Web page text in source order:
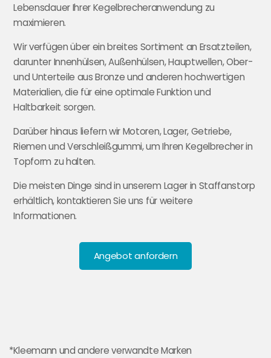
Lebensdauer Ihrer Kegelbrecheranwendung zu
maximieren.
Wir verfügen über ein breites Sortiment an Ersatzteilen,
darunter Innenhülsen, Außenhülsen, Hauptwellen, Ober-
und Unterteile aus Bronze und anderen hochwertigen
Materialien, die für eine optimale Funktion und
Haltbarkeit sorgen.
Darüber hinaus liefern wir Motoren, Lager, Getriebe,
Riemen und Verschleißgummi, um Ihren Kegelbrecher in
Topform zu halten.
Die meisten Dinge sind in unserem Lager in Staffanstorp
erhältlich, kontaktieren Sie uns für weitere
Informationen.
Angebot anfordern
*Kleemann und andere verwandte Marken